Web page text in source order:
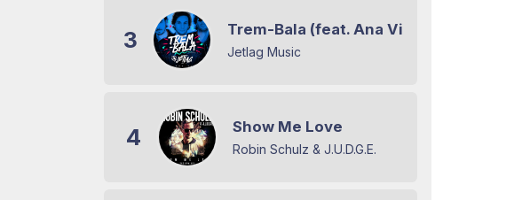
3 Trem-Bala (feat. Ana Vilela)
Jetlag Music
4 Show Me Love
Robin Schulz & J.U.D.G.E.